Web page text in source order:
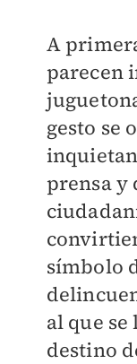
A
parecen
gesto se
prensa y
símbolo
al que
destino